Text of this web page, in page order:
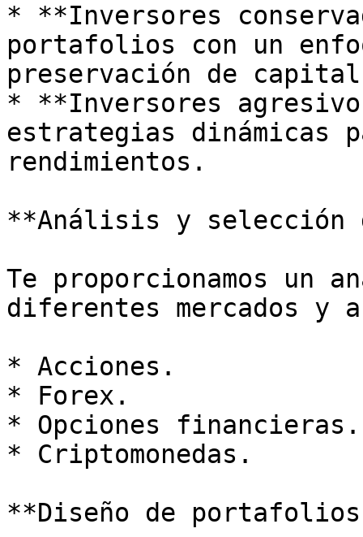
* **Inversores
portafolios con un
preservación de
* **Inversores
estrategias dinámicas
rendimientos.
**Análisis y selección
Te proporcionamos un
diferentes mercados y
* Acciones.
* Forex.
* Opciones financieras.
* Criptomonedas.
**Diseño de